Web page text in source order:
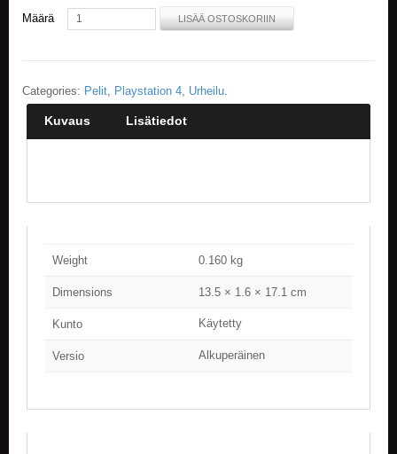
Määrä LISÄÄ OSTOSKORIIN
Categories: Pelit, Playstation 4, Urheilu.
Kuvaus Lisätiedot
Weight 0.160 kg
Dimensions 13.5 × 1.6 × 17.1 cm
Kunto Käytetty
Versio Alkuperäinen